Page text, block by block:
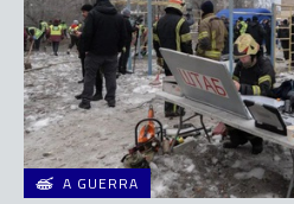
A GUERRA